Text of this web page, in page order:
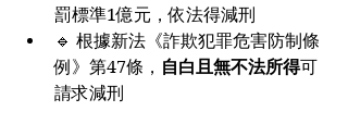
罰標準1億元，依法得減刑
🔹 根據新法《詐欺犯罪危害防制條
例》第47條， 自白且無不法所得可
請求減刑